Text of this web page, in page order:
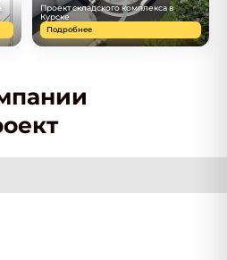
Проект складского комплекса в
Курске
Подробнее